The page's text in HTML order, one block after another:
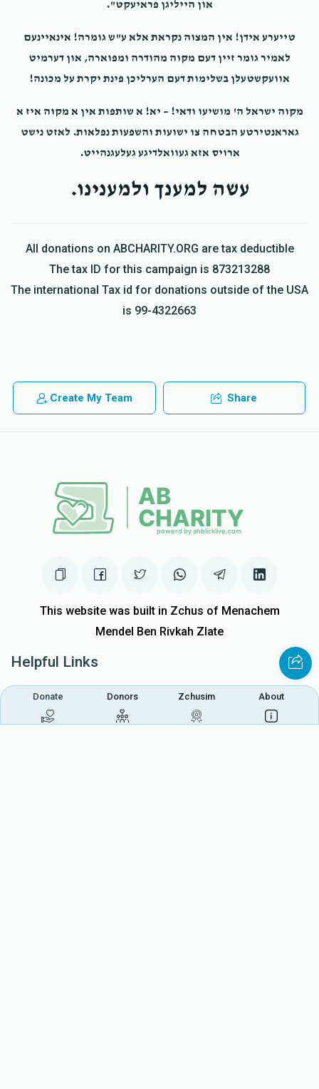
און הייליגן פראיעקט".
טייערע אידן! אין המצוה נקראת אלא ע"ש גומרה! אינאיינעם
לאמיר גומר זיין דעם מקוה מהודרה ומפוארה, און דערמיט
אוועקשטעלן בשלימות דעם הערליכן פינת יקרת על מכונה!
מקוה ישראל ה' מושיעו ודאי! – יא! א שותפות אין א מקוה איז א
גאראנטירטע הבטחה צו ישועות והשפעות נפלאות. לאזט נישט
ארויס אזא געוואלדיגע געלעגנהייט.
עשה למענך ולמענינו.
All donations on ABCHARITY.ORG are tax deductible
The tax ID for this campaign is 873213288
The international Tax id for donations outside of the USA
is 99-4322663
Create My Team Share
This website was built in Zchus of Menachem
Mendel Ben Rivkah Zlate
Helpful Links
Create A Campaign
Login
Tap & Donate
Unrecognized Charge
Donate Donors Zchusim About